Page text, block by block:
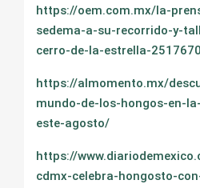
https://oem.com.mx/la-
sedema-a-su-recorrido-y-
cerro-de-la-estrella-
https://almomento.mx/
mundo-de-los-hongos-en-
este-agosto/
https://
cdmx-celebra-hongosto-